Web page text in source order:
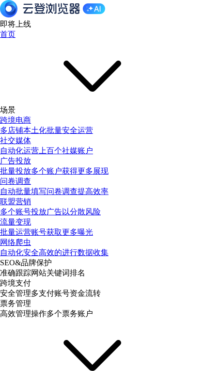
即将上线
首页
场景
跨境电商
多店铺本土化批量安全运营
社交媒体
自动化运营上百个社媒账户
广告投放
批量投放多个账户获得更多展现
问卷调查
自动批量填写问卷调查提高效率
联盟营销
多个账号投放广告以分散风险
流量变现
批量运营账号获取更多曝光
网络爬虫
自动化安全高效的进行数据收集
SEO&品牌保护
准确跟踪网站关键词排名
跨境支付
安全管理多支付账号资金流转
票务管理
高效管理操作多个票务账户